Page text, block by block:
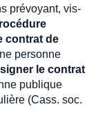
prévoyant, vis-
contrat de
personne
le contrat
publique
(Cass. soc.